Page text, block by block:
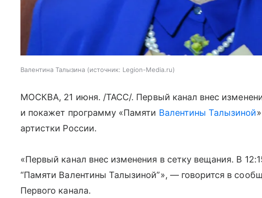
Валентина Талызина источник: Legion-Media.ru
МОСКВА, 21 июня. /ТАСС/. Первый канал внес
и покажет программу «Памяти Валентины Талызиной
артистки России.
«Первый канал внес изменения в сетку вещания. В
“Памяти Валентины Талызиной”», — говорится в
Первого канала.